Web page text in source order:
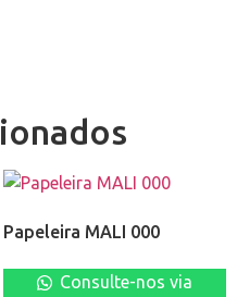
Papeleira MALI 000
Consulte-nos via